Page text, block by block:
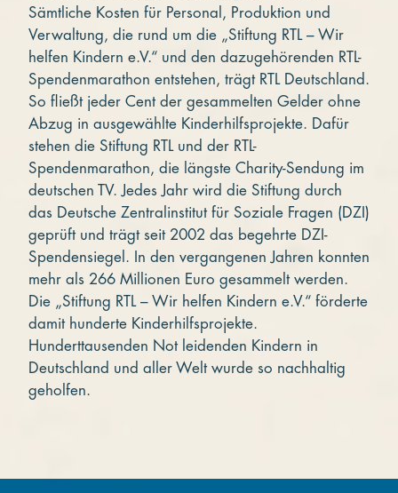
Sämtliche Kosten für Personal, Produktion und
Verwaltung, die rund um die „Stiftung RTL – Wir
helfen Kindern e.V.“ und den dazugehörenden RTL-
Spendenmarathon entstehen, trägt RTL Deutschland.
So fließt jeder Cent der gesammelten Gelder ohne
Abzug in ausgewählte Kinderhilfsprojekte. Dafür
stehen die Stiftung RTL und der RTL-
Spendenmarathon, die längste Charity-Sendung im
deutschen TV. Jedes Jahr wird die Stiftung durch
das Deutsche Zentralinstitut für Soziale Fragen (DZI)
geprüft und trägt seit 2002 das begehrte DZI-
Spendensiegel. In den vergangenen Jahren konnten
mehr als 266 Millionen Euro gesammelt werden.
Die „Stiftung RTL – Wir helfen Kindern e.V.“ förderte
damit hunderte Kinderhilfsprojekte.
Hunderttausenden Not leidenden Kindern in
Deutschland und aller Welt wurde so nachhaltig
geholfen.